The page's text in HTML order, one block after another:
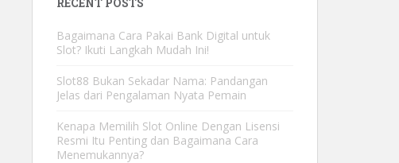
Bagaimana Cara Pakai Bank Digital untuk
Slot? Ikuti Langkah Mudah Ini!
Slot88 Bukan Sekadar Nama: Pandangan
Jelas dari Pengalaman Nyata Pemain
Kenapa Memilih Slot Online Dengan Lisensi
Resmi Itu Penting dan Bagaimana Cara
Menemukannya?